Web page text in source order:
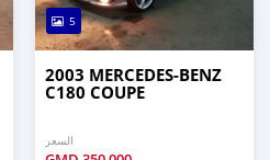
5
2003 MERCEDES-BENZ
C180 COUPE
السعر